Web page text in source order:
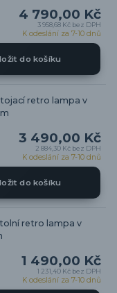
4 790,00 Kč
3 958,68 Kč bez DPH
K odeslání za 7-10 dnů
do košíku
retro lampa v
3 490,00 Kč
2 884,30 Kč bez DPH
K odeslání za 7-10 dnů
do košíku
retro lampa v
1 490,00 Kč
1 231,40 Kč bez DPH
K odeslání za 7-10 dnů